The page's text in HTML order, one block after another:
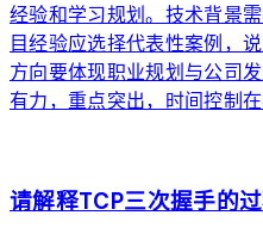
经验和学习规划。技术背景
目经验应选择代表性案例，
方向要体现职业规划与公司
有力，重点突出，时间控制
请解释TCP三次握手的过